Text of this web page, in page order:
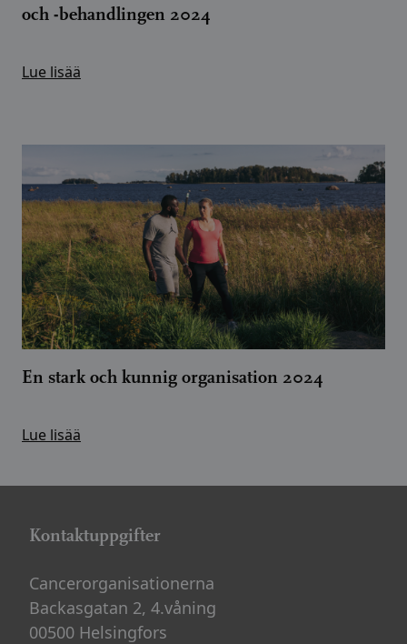
och -behandlingen 2024
Lue lisää
En stark och kunnig organisation 2024
Lue lisää
Kontaktuppgifter
Cancerorganisationerna
Backasgatan 2, 4.våning
00500 Helsingfors